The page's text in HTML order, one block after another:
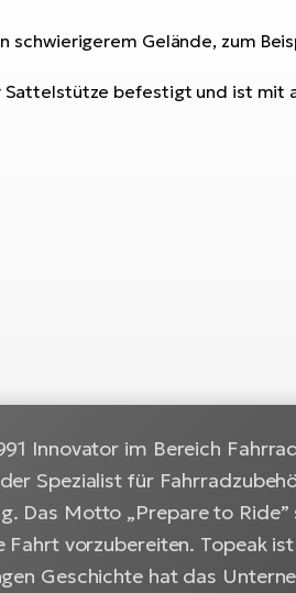
schwierigerem Gelände, zum
befestigt und ist
Innovator im Bereich
Spezialist für
Das Motto „Prepare to
Fahrt vorzubereiten. Topeak
Geschichte hat das